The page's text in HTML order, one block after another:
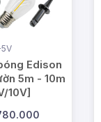
5V
Edison
5m - 10m
10V]